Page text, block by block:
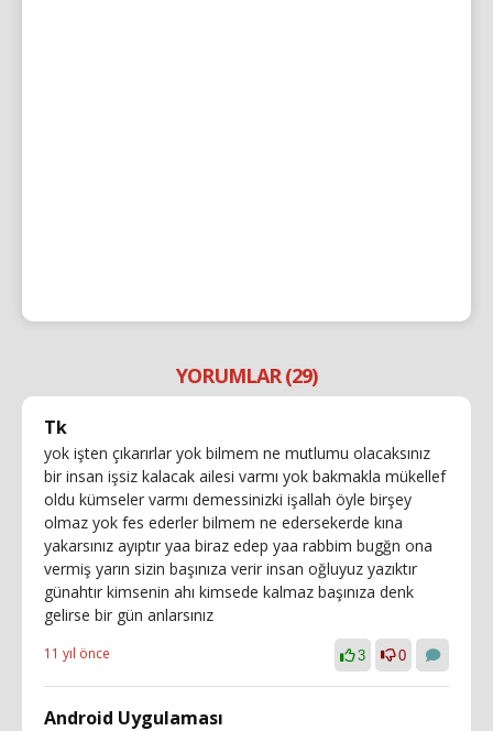
YORUMLAR (29)
Tk
yok işten çıkarırlar yok bilmem ne mutlumu olacaksınız
bir insan işsiz kalacak ailesi varmı yok bakmakla mükellef
oldu kümseler varmı demessinizki işallah öyle birşey
olmaz yok fes ederler bilmem ne edersekerde kına
yakarsınız ayıptır yaa biraz edep yaa rabbim bugğn ona
vermiş yarın sizin başınıza verir insan oğluyuz yazıktır
günahtır kimsenin ahı kimsede kalmaz başınıza denk
gelirse bir gün anlarsınız
11 yıl önce 3 0
Android Uygulaması